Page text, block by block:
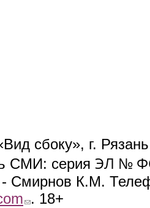
сбоку», г.
СМИ: серия ЭЛ №
- Смирнов К.М.
(link sends e-mail)
. 18+